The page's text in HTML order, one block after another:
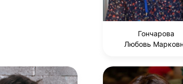
Гончарова
Любовь